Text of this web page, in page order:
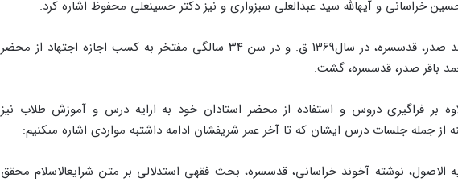
حسین خراسانى و آیه‏الله سید عبدالعلى سبزوارى و نیز دکتر حسین‏على محفوظ اشاره کرد.
همچنین شهید سید محمد صدر، قدس‏سره، در سال‏1369 ق. و در سن ۳۴ سالگى مفتخر به کسب اجازه اجتهاد از محضر
باقر صدر، قدس‏سره، گشت.
بر فراگیرى دروس و استفاده از محضر استادان خود به ارایه درس و آموزش طلاب نیز
از جمله جلسات درس ایشان که تا آخر عمر شریفشان ادامه داشت‏به مواردى اشاره مى‏کنیم:
نوشته آخوند خراسانى، قدس‏سره، بحث فقهى استدلالى بر متن شرایع‏الاسلام محقق